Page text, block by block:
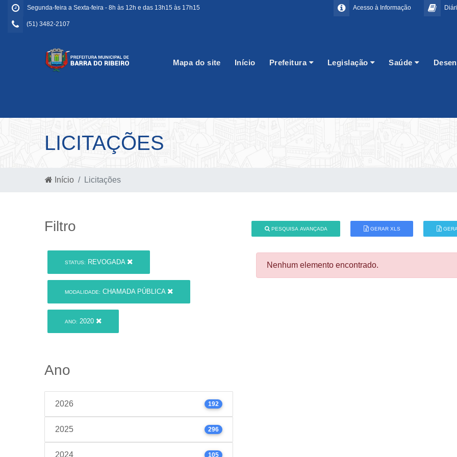
Segunda-feira a Sexta-feira - 8h às 12h e das 13h15 às 17h15
(51) 3482-2107
Acesso à Informação
Mapa do site Início Prefeitura Legislação Saúde
LICITAÇÕES
Início Licitações
Filtro
STATUS: REVOGADA
MODALIDADE: CHAMADA PÚBLICA
ANO: 2020
Ano
2026 192
2025 296
2024 105
PESQUISA AVANÇADA GERAR XLS
Nenhum elemento encontrado.